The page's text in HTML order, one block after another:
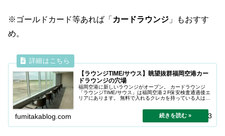
※ゴールドカード等あれば「 カードラウンジ 」もおすす
め。
【ラウンジTIME/サウス】眺望抜群福岡空港カー
ドラウンジの穴場
福岡空港に新しいラウンジがオープン。 カードラウンジ
「ラウンジTIME/サウス」は福岡空港２F保安検査通過後エ
リアにあります。 無料で入れるクレカを持っている人はお
fumitakablog.com 2025.11.03